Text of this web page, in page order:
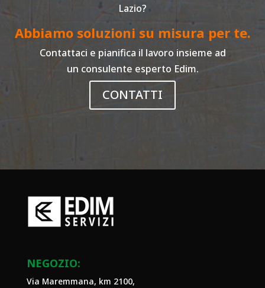
Lazio?
Abbiamo soluzioni su misura per te.
Contattaci e pianifica il lavoro insieme ad
un consulente esperto Edim.
CONTATTI
NEGOZIO:
Via Maremmana, km 2100,